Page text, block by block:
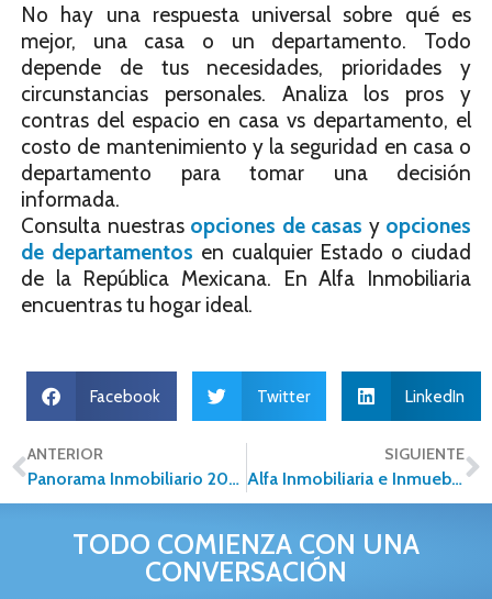
No hay una respuesta universal sobre qué es
mejor, una casa o un departamento. Todo
depende de tus necesidades, prioridades y
circunstancias personales. Analiza los pros y
contras del espacio en casa vs departamento, el
costo de mantenimiento y la seguridad en casa o
departamento para tomar una decisión
informada.
Consulta nuestras opciones de casas y opciones
de departamentos en cualquier Estado o ciudad
de la República Mexicana. En Alfa Inmobiliaria
encuentras tu hogar ideal.
Facebook Twitter LinkedIn
ANTERIOR
Panorama Inmobiliario 2025: Retos y Oportunidades en un Contexto Transformador
SIGUIENTE
Alfa Inmobiliaria e Inmuebles24: Una Alianza Estratégica para el Futuro del Sector
TODO COMIENZA CON UNA
CONVERSACIÓN